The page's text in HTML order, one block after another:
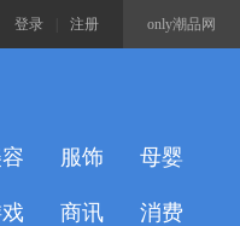
only潮品网
登录 注册
服饰 母婴
商讯 消费